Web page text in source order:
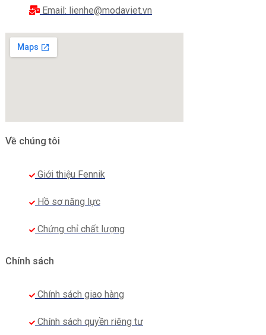
Email: lienhe@modaviet.vn
Về chúng tôi
Giới thiệu Fennik
Hồ sơ năng lực
Chứng chỉ chất lượng
Chính sách
Chính sách giao hàng
Chính sách quyền riêng tư